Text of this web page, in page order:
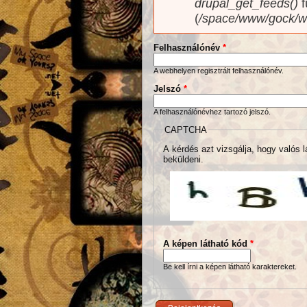
drupal_get_feeds()
(/space/www/gock/
Felhasználónév *
A webhelyen regisztrált felhasználónév.
Jelszó *
A felhasználónévhez tartozó jelszó.
CAPTCHA
A kérdés azt vizsgálja, hogy valós
beküldeni.
A képen látható kód *
Be kell írni a képen látható karaktereket.